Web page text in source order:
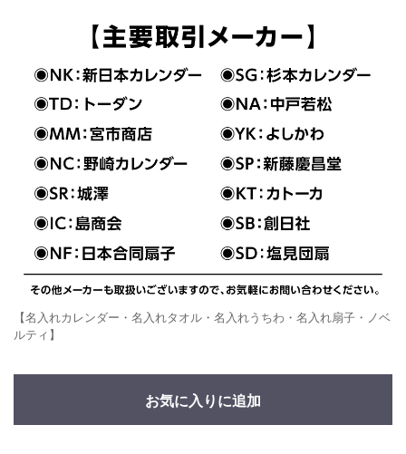
【名入れカレンダー・名入れタオル・名入れうちわ・名入れ扇子・ノベ
ルティ】
お気に入りに追加